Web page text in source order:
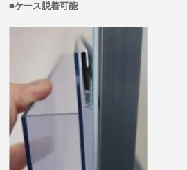
■ケース脱着可能